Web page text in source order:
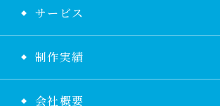
サービス
制作実績
会社概要